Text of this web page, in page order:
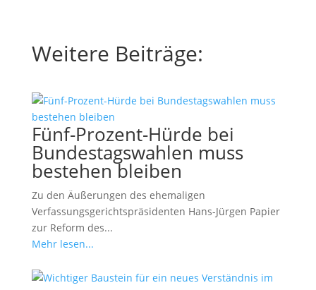
Weitere Beiträge:
Fünf-Prozent-Hürde bei
Bundestagswahlen muss
bestehen bleiben
Zu den Äußerungen des ehemaligen
Verfassungsgerichtspräsidenten Hans-Jürgen Papier
zur Reform des...
Mehr lesen...